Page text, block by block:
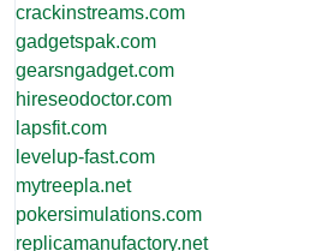
crackinstreams.com
gadgetspak.com
gearsngadget.com
hireseodoctor.com
lapsfit.com
levelup-fast.com
mytreepla.net
pokersimulations.com
replicamanufactory.net